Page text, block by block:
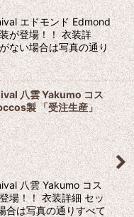
エドモンド Edmond
が登場！！ 衣装詳
ない場合は写真の通り
八雲 Yakumo コス
製 「受注生産」
八雲 Yakumo コス
場！！ 衣装詳細 セッ
合は写真の通りすべて